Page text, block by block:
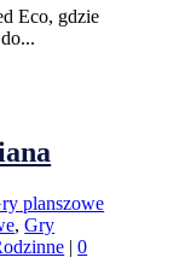
Eco, gdzie
planszowe
,Gry
|0